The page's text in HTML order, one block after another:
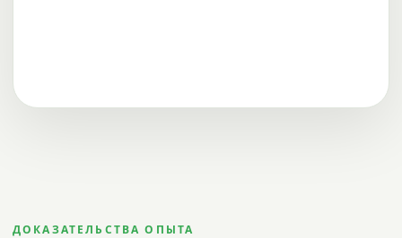
ДОКАЗАТЕЛЬСТВА ОПЫТА